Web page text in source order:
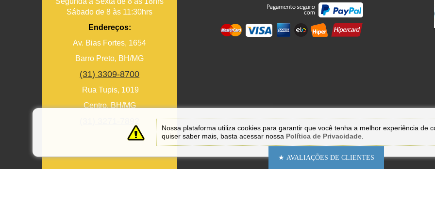
Sábado de 8 às 11:30hrs
Endereços:
Av. Bias Fortes, 1654
Barro Preto, BH/MG
(31) 3309-8700
Rua Tupis, 1019
Centro, BH/MG
Nossa plataforma utiliza cookies para garantir que você tenha a melhor experiência de
quiser saber mais, basta acessar nossa Política de Privacidade.
★ AVALIAÇÕES DE CLIENTES